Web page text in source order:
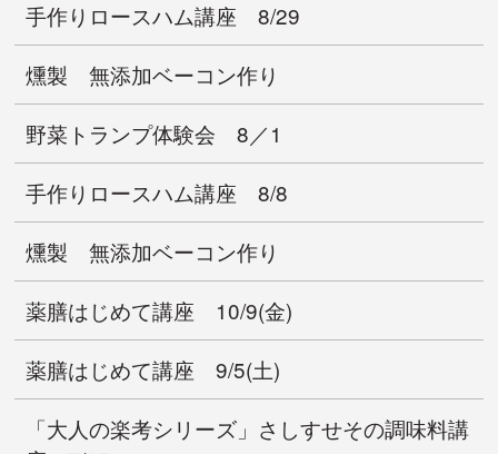
手作りロースハム講座 8/29
燻製 無添加ベーコン作り
野菜トランプ体験会 8／1
手作りロースハム講座 8/8
燻製 無添加ベーコン作り
薬膳はじめて講座 10/9(金)
薬膳はじめて講座 9/5(土)
「大人の楽考シリーズ」さしすせその調味料講